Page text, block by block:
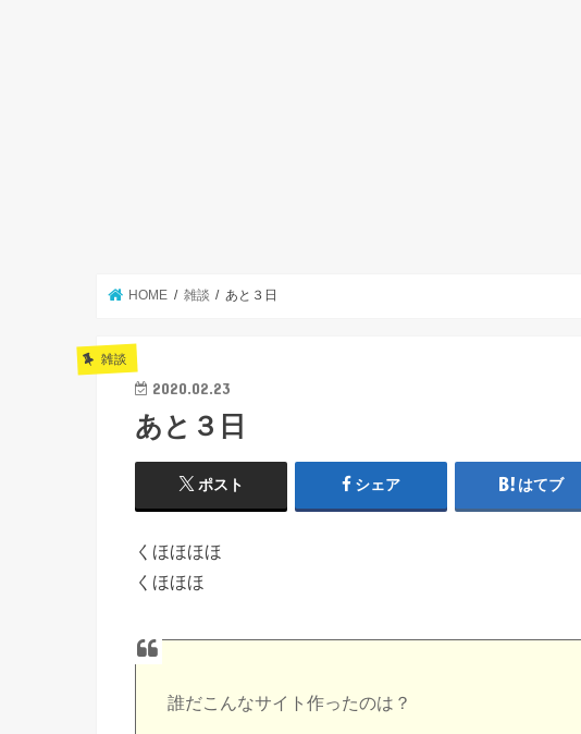
HOME 雑談 あと３日
雑談
2020.02.23
あと３日
ポスト シェア はてブ
くほほほほ
くほほほ
誰だこんなサイト作ったのは？